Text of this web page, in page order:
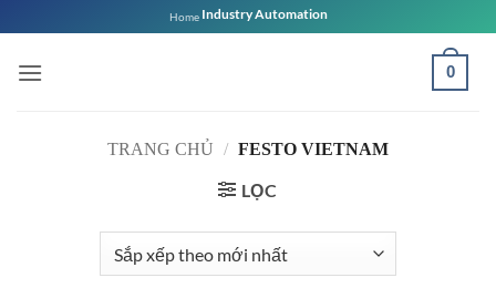
qua
nội
Home Industry Automation
0
TRANG CHỦ / FESTO VIETNAM
LỌC